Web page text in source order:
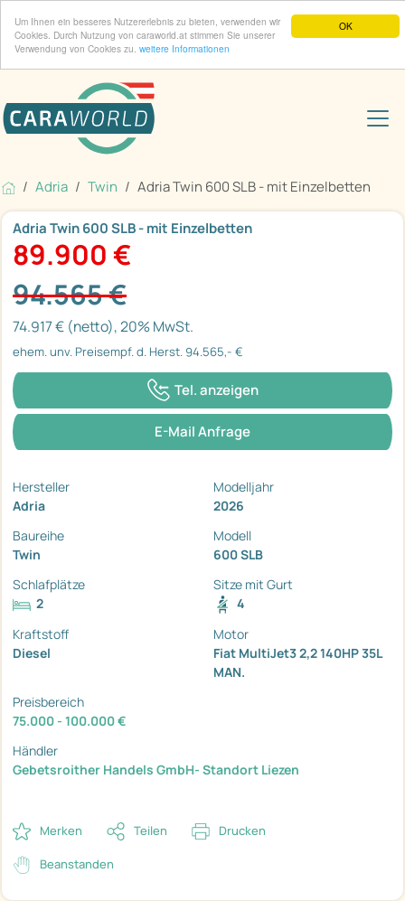
OK
Um Ihnen ein besseres Nutzererlebnis zu bieten, verwenden wir
Cookies. Durch Nutzung von caraworld.at stimmen Sie unserer
Verwendung von Cookies zu. weitere Informationen
Adria Twin Adria Twin 600 SLB - mit Einzelbetten
Adria Twin 600 SLB - mit Einzelbetten
89.900 €
94.565 €
74.917 € (netto), 20% MwSt.
ehem. unv. Preisempf. d. Herst. 94.565,- €
Tel. anzeigen
E-Mail Anfrage
Hersteller
Adria
Modelljahr
2026
Baureihe
Twin
Modell
600 SLB
Schlafplätze
2
Sitze mit Gurt
4
Kraftstoff
Diesel
Motor
Fiat MultiJet3 2,2 140HP 35L
MAN.
Preisbereich
75.000 - 100.000 €
Händler
Gebetsroither Handels GmbH- Standort Liezen
Merken Teilen Drucken
Beanstanden